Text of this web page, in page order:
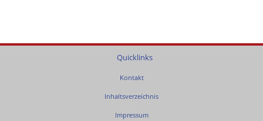
Quicklinks
Kontakt
Inhaltsverzeichnis
Impressum